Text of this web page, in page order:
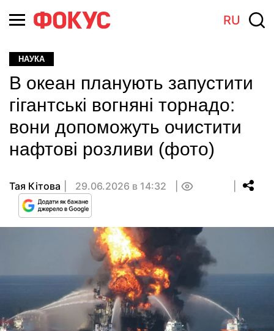
RU
НАУКА
В океан планують запустити
гігантські вогняні торнадо:
вони допоможуть очистити
нафтові розливи (фото)
Тая Кітова 29.06.2026 в 14:32